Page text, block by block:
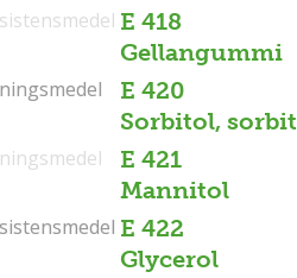
E 418
Gellangummi
E 420
Sorbitol,
E 421
Mannitol
E 422
Glycerol